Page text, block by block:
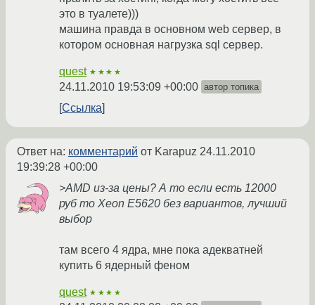
это в туалете)))
машина правда в основном web сервер, в
котором основная нагрузка sql сервер.
quest ★★★★
24.11.2010 19:53:09 +00:00 автор топика
Ссылка
Ответ на: комментарий от Karapuz 24.11.2010
19:39:28 +00:00
>AMD из-за цены? А то если есть 12000
руб то Xeon E5620 без вариантов, лучший
выбор
там всего 4 ядра, мне пока адекватней
купить 6 ядерный феном
quest ★★★★